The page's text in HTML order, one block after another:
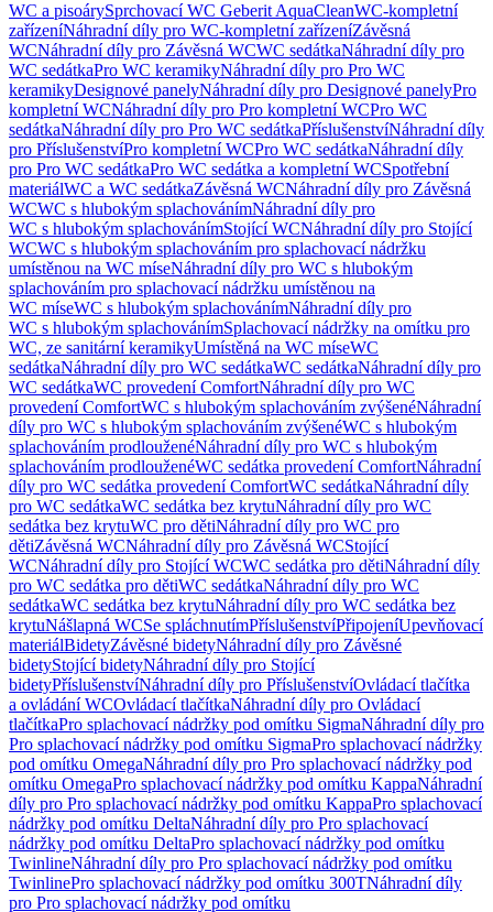
WC a pisoárySprchovací WC Geberit AquaCleanWC-kompletní
zařízeníNáhradní díly pro WC-kompletní zařízeníZávěsná
WCNáhradní díly pro Závěsná WCWC sedátkaNáhradní díly pro
WC sedátkaPro WC keramikyNáhradní díly pro Pro WC
keramikyDesignové panelyNáhradní díly pro Designové panelyPro
kompletní WCNáhradní díly pro Pro kompletní WCPro WC
sedátkaNáhradní díly pro Pro WC sedátkaPříslušenstvíNáhradní díly
pro PříslušenstvíPro kompletní WCPro WC sedátkaNáhradní díly
pro Pro WC sedátkaPro WC sedátka a kompletní WCSpotřební
materiálWC a WC sedátkaZávěsná WCNáhradní díly pro Závěsná
WCWC s hlubokým splachovánímNáhradní díly pro
WC s hlubokým splachovánímStojící WCNáhradní díly pro Stojící
WCWC s hlubokým splachováním pro splachovací nádržku
umístěnou na WC míseNáhradní díly pro WC s hlubokým
splachováním pro splachovací nádržku umístěnou na
WC míseWC s hlubokým splachovánímNáhradní díly pro
WC s hlubokým splachovánímSplachovací nádržky na omítku pro
WC, ze sanitární keramikyUmístěná na WC míseWC
sedátkaNáhradní díly pro WC sedátkaWC sedátkaNáhradní díly pro
WC sedátkaWC provedení ComfortNáhradní díly pro WC
provedení ComfortWC s hlubokým splachováním zvýšenéNáhradní
díly pro WC s hlubokým splachováním zvýšenéWC s hlubokým
splachováním prodlouženéNáhradní díly pro WC s hlubokým
splachováním prodlouženéWC sedátka provedení ComfortNáhradní
díly pro WC sedátka provedení ComfortWC sedátkaNáhradní díly
pro WC sedátkaWC sedátka bez krytuNáhradní díly pro WC
sedátka bez krytuWC pro dětiNáhradní díly pro WC pro
dětiZávěsná WCNáhradní díly pro Závěsná WCStojící
WCNáhradní díly pro Stojící WCWC sedátka pro dětiNáhradní díly
pro WC sedátka pro dětiWC sedátkaNáhradní díly pro WC
sedátkaWC sedátka bez krytuNáhradní díly pro WC sedátka bez
krytuNášlapná WCSe spláchnutímPříslušenstvíPřipojeníUpevňovací
materiálBidetyZávěsné bidetyNáhradní díly pro Závěsné
bidetyStojící bidetyNáhradní díly pro Stojící
bidetyPříslušenstvíNáhradní díly pro PříslušenstvíOvládací tlačítka
a ovládání WCOvládací tlačítkaNáhradní díly pro Ovládací
tlačítkaPro splachovací nádržky pod omítku SigmaNáhradní díly pro
Pro splachovací nádržky pod omítku SigmaPro splachovací nádržky
pod omítku OmegaNáhradní díly pro Pro splachovací nádržky pod
omítku OmegaPro splachovací nádržky pod omítku KappaNáhradní
díly pro Pro splachovací nádržky pod omítku KappaPro splachovací
nádržky pod omítku DeltaNáhradní díly pro Pro splachovací
nádržky pod omítku DeltaPro splachovací nádržky pod omítku
TwinlineNáhradní díly pro Pro splachovací nádržky pod omítku
TwinlinePro splachovací nádržky pod omítku 300TNáhradní díly
pro Pro splachovací nádržky pod omítku